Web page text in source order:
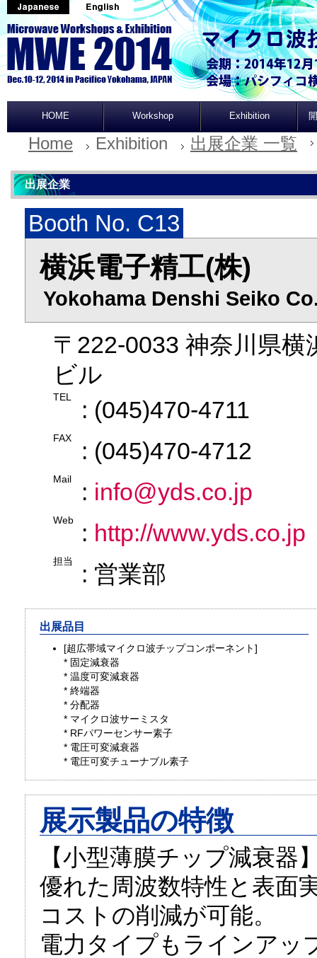
HOME Workshop Exhibition
Home Exhibition 出展企業 一覧
出展企業
Booth No. C13
横浜電子精工(株)
Yokohama Denshi Seiko
〒222-0033 神奈川県
ビル
TEL : (045)470-4711
FAX : (045)470-4712
Mail : info@yds.co.jp
Web : http://www.yds.co.jp
担当 : 営業部
出展品目
[超広帯域マイクロ波チップコンポーネント]
* 固定減衰器
* 温度可変減衰器
* 終端器
* 分配器
* マイクロ波サーミスタ
* RFパワーセンサー素子
* 電圧可変減衰器
* 電圧可変チューナブル素子
展示製品の特徴
【小型薄膜チップ減衰器
優れた周波数特性と表面
コストの削減が可能。
電力タイプもラインアッ